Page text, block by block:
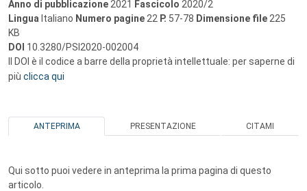
Anno di pubblicazione 2021 Fascicolo 2020/2
Lingua Italiano Numero pagine 22 P. 57-78 Dimensione file 225
KB
DOI 10.3280/PSI2020-002004
Il DOI è il codice a barre della proprietà intellettuale: per saperne di
più clicca qui
ANTEPRIMA PRESENTAZIONE CITAMI
Qui sotto puoi vedere in anteprima la prima pagina di questo
articolo.